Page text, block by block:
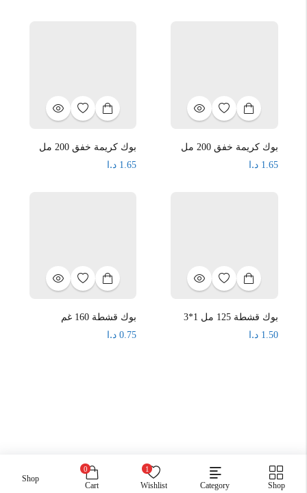
بوك كريمة خفق 200 مل
1.65 د.ا
بوك كريمة خفق 200 مل
1.65 د.ا
بوك قشطة 125 مل 1*3
1.50 د.ا
بوك قشطة 160 غم
0.75 د.ا
Shop
Category
1
Wishlist
0
Cart
Shop